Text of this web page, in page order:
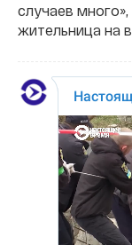
случаев
жительница на